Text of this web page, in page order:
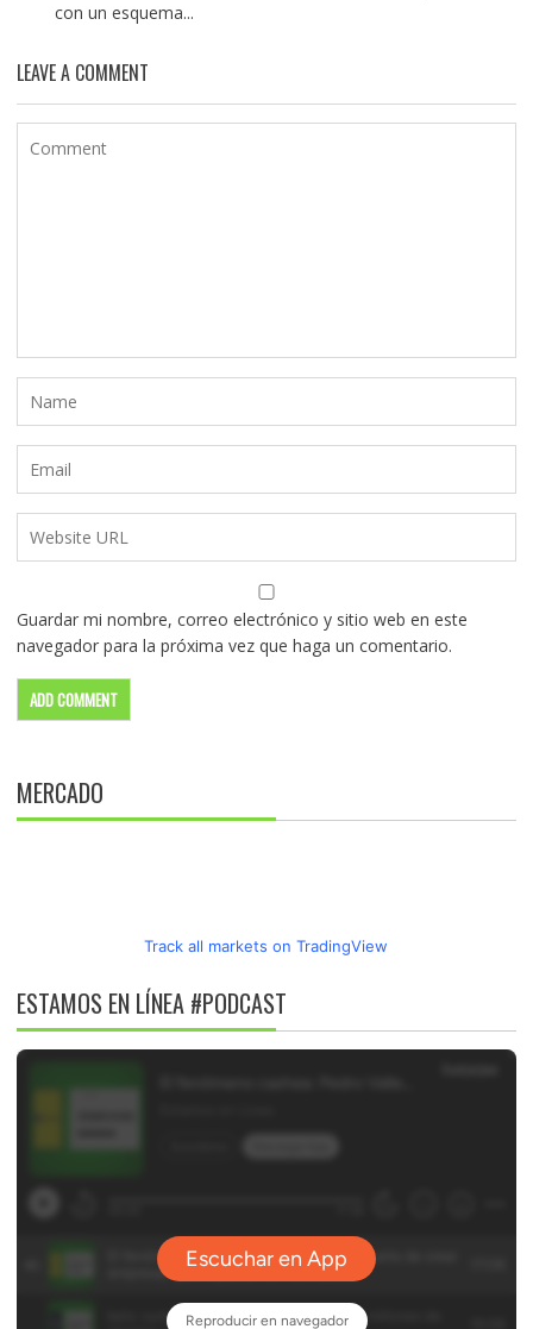
con un esquema...
LEAVE A COMMENT
Guardar mi nombre, correo electrónico y sitio web en este
navegador para la próxima vez que haga un comentario.
MERCADO
Track all markets on TradingView
ESTAMOS EN LÍNEA #PODCAST